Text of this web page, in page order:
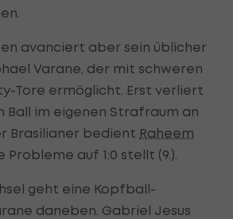
avanciert aber sein üblicher
Varane, der mit schweren
Tore ermöglicht. Erst verliert
Ball im eigenen Strafraum an
Brasilianer bedient Raheem
Probleme auf 1:0 stellt (9.).
geht eine Kopfball-
daneben. Gabriel Jesus